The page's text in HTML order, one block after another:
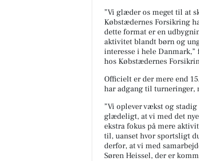
”Vi glæder os meget til at
Købstædernes Forsikring
dette format er en
aktivitet blandt børn og
interesse i hele
hos Købstædernes
Officielt er der mere end
har adgang til turneringer,
”Vi oplever vækst og
glædeligt, at vi med det
ekstra fokus på mere
til, uanset hvor sportsligt
derfor, at vi med
Søren Heissel, der er